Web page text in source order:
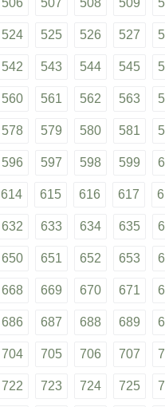
524 525 526 527
542 543 544 545
560 561 562 563
578 579 580 581
596 597 598 599
614 615 616 617
632 633 634 635
650 651 652 653
668 669 670 671
686 687 688 689
704 705 706 707
722 723 724 725